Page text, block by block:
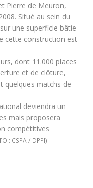
Pierre de Meuron,
Situé au sein du
une superficie bâtie
cette construction est
dont 11.000 places
et de clôture,
quelques matchs de
deviendra un
mais proposera
compétitives
: CSPA / DPPI)